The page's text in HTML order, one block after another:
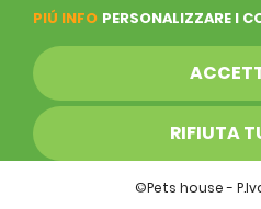
PIÚ INFO PERSONALIZZARE I
RIFIUTA
©Pets house -